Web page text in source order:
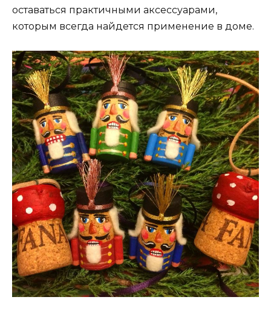
оставаться практичными аксессуарами,
которым всегда найдется применение в доме.